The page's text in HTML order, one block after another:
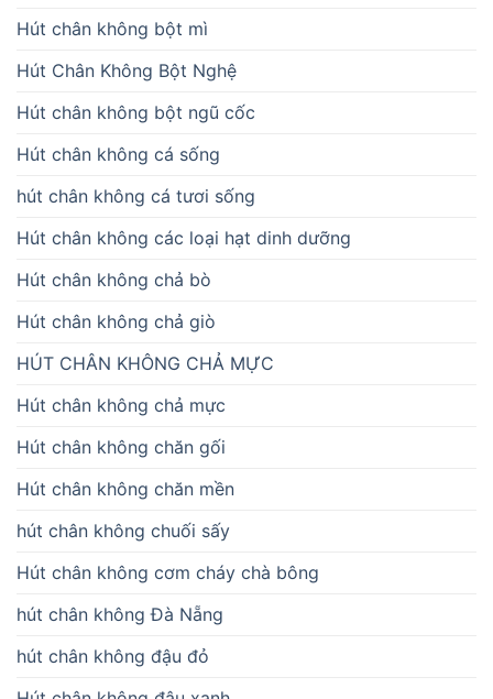
Hút chân không bột mì
Hút Chân Không Bột Nghệ
Hút chân không bột ngũ cốc
Hút chân không cá sống
hút chân không cá tươi sống
Hút chân không các loại hạt dinh dưỡng
Hút chân không chả bò
Hút chân không chả giò
HÚT CHÂN KHÔNG CHẢ MỰC
Hút chân không chả mực
Hút chân không chăn gối
Hút chân không chăn mền
hút chân không chuối sấy
Hút chân không cơm cháy chà bông
hút chân không Đà Nẵng
hút chân không đậu đỏ